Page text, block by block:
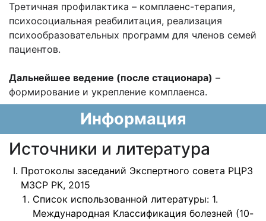
Третичная профилактика – комплаенс-терапия,
психосоциальная реабилитация, реализация
психообразовательных программ для членов семей
пациентов.
Дальнейшее ведение (после стационара) –
формирование и укрепление комплаенса.
Информация
Источники и литература
Протоколы заседаний Экспертного совета РЦРЗ
МЗСР РК, 2015
Список использованной литературы: 1.
Международная Классификация болезней (10-